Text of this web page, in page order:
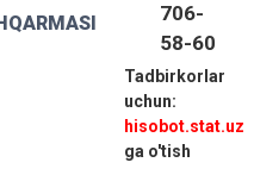
706-
58-60
Tadbirkorlar
uchun:
hisobot.stat.uz
ga o'tish